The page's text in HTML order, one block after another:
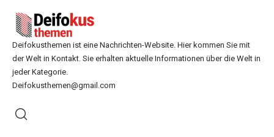
Deifokusthemen ist eine Nachrichten-Website. Hier kommen Sie mit
der Welt in Kontakt. Sie erhalten aktuelle Informationen über die Welt in
jeder Kategorie.
Deifokusthemen@gmail.com